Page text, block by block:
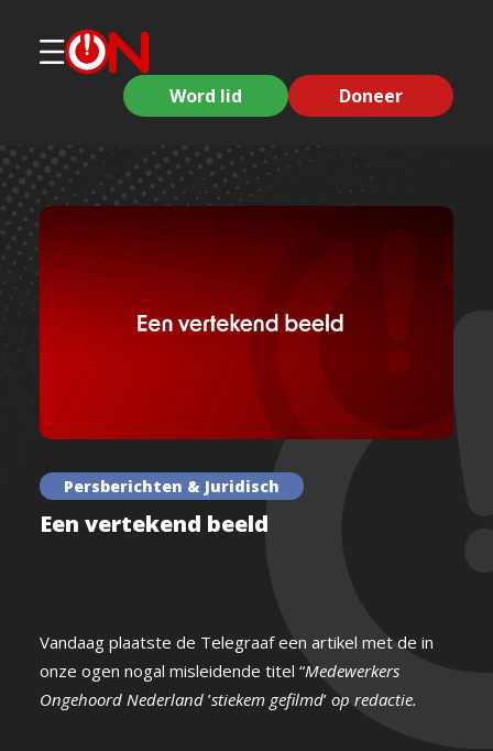
Word lid Doneer
Persberichten & Juridisch
Een vertekend beeld
Vandaag plaatste de Telegraaf een artikel met de in
onze ogen nogal misleidende titel “Medewerkers
Ongehoord Nederland ’stiekem gefilmd’ op redactie.